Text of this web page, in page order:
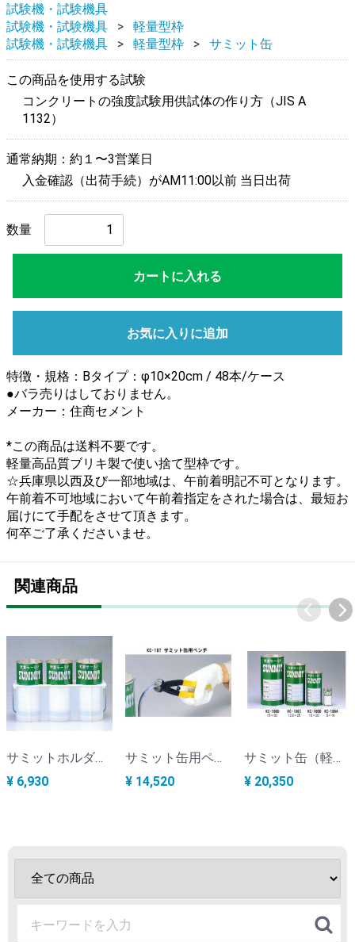
試験機・試験機具
試験機・試験機具
軽量型枠
試験機・試験機具
軽量型枠 サミット缶
この商品を使用する試験
コンクリートの強度試験用供試体の作り方（JIS A
1132）
通常納期：約１〜3営業日
入金確認（出荷手続）がAM11:00以前 当日出荷
数量
カートに入れる
お気に入りに追加
特徴・規格：Bタイプ：φ10×20cm / 48本/ケース
●バラ売りはしておりません。
メーカー：住商セメント
*この商品は送料不要です。
軽量高品質ブリキ製で使い捨て型枠です。
☆兵庫県以西及び一部地域は、午前着明記不可となります。
午前着不可地域において午前着指定をされた場合は、最短お
届けにて手配をさせて頂きます。
何卒ご了承くださいませ。
関連商品
サミットホルダー φ10×20cm用 KC-188A
¥ 6,930
サミット缶用ペンチ 各サイズ適応 KC-187B
¥ 14,520
サミット缶（軽量モールドサミット） φ12.5×25cm 1ケース18本 KC-186C
¥ 20,350